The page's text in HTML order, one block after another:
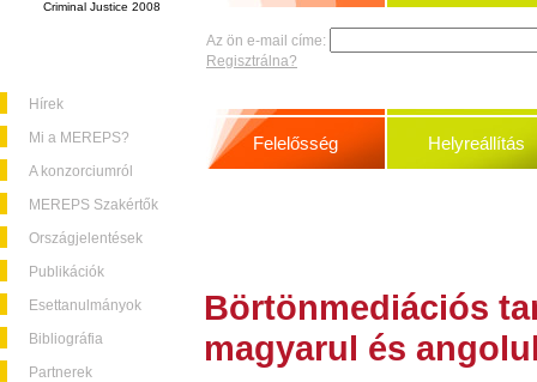
Criminal Justice 2008
Hírek
Mi a MEREPS?
A konzorciumról
MEREPS Szakértők
Országjelentések
Publikációk
Esettanulmányok
Bibliográfia
Partnerek
Az ön e-mail címe:
Regisztrálna?
Felelősség Helyreállítás
Börtönmediációs
magyarul és